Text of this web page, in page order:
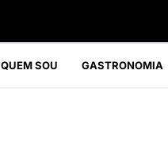
QUEM SOU GASTRONOMIA